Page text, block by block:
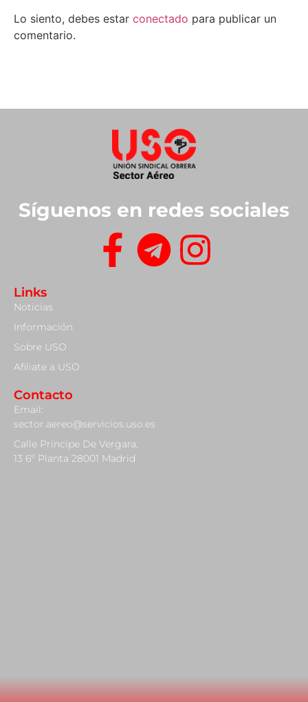
Lo siento, debes estar conectado para publicar un
comentario.
Síguenos en redes sociales
Links
Noticias
Información
Sobre USO
Afiliate a USO
Contacto
Email:
sector.aereo@servicios.uso.es
Calle Príncipe De Vergara,
13 6º Planta 28001 Madrid